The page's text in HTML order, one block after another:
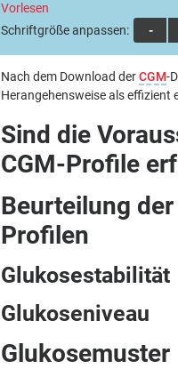
Vorlesen
Schriftgröße anpassen:
A
Nach dem Download derCGM-
Herangehensweise als effizient
Sind die
CGM-Profile
Beurteilung
Profilen
Glukosestabilität
Glukoseniveau
Glukosemuster